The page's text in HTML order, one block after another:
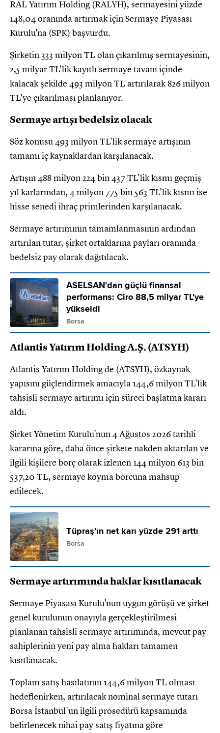
RAL Yatırım Holding (RALYH), sermayesini yüzde
148,04 oranında artırmak için Sermaye Piyasası
Kurulu'na (SPK) başvurdu.
Şirketin 333 milyon TL olan çıkarılmış sermayesinin,
2,5 milyar TL'lik kayıtlı sermaye tavanı içinde
kalacak şekilde 493 milyon TL artırılarak 826 milyon
TL'ye çıkarılması planlanıyor.
Sermaye artışı bedelsiz olacak
Söz konusu 493 milyon TL'lik sermaye artışının
tamamı iç kaynaklardan karşılanacak.
Artışın 488 milyon 224 bin 437 TL'lik kısmı geçmiş
yıl karlarından, 4 milyon 775 bin 563 TL'lik kısmı ise
hisse senedi ihraç primlerinden karşılanacak.
Sermaye artırımının tamamlanmasının ardından
artırılan tutar, şirket ortaklarına payları oranında
bedelsiz pay olarak dağıtılacak.
ASELSAN'dan güçlü finansal
performans: Ciro 88,5 milyar TL'ye
yükseldi
Borsa
Atlantis Yatırım Holding A.Ş. (ATSYH)
Atlantis Yatırım Holding de (ATSYH), özkaynak
yapısını güçlendirmek amacıyla 144,6 milyon TL'lik
tahsisli sermaye artırımı için süreci başlatma kararı
aldı.
Şirket Yönetim Kurulu'nun 4 Ağustos 2026 tarihli
kararına göre, daha önce şirkete nakden aktarılan ve
ilgili kişilere borç olarak izlenen 144 milyon 613 bin
537,20 TL, sermaye koyma borcuna mahsup
edilecek.
Tüpraş'ın net karı yüzde 291 arttı
Borsa
Sermaye artırımında haklar kısıtlanacak
Sermaye Piyasası Kurulu'nun uygun görüşü ve şirket
genel kurulunun onayıyla gerçekleştirilmesi
planlanan tahsisli sermaye artırımında, mevcut pay
sahiplerinin yeni pay alma hakları tamamen
kısıtlanacak.
Toplam satış hasılatının 144,6 milyon TL olması
hedeflenirken, artırılacak nominal sermaye tutarı
Borsa İstanbul'un ilgili prosedürü kapsamında
belirlenecek nihai pay satış fiyatına göre